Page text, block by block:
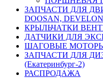
ЗАПЧАСТИ ДЛЯ
DOOSAN, DEVELON
КРЫЛЬЧАТКИ
ДАТЧИКИ ДЛЯ
ШАГОВЫЕ
ЗАПЧАСТИ ДЛЯ
(Екатеринбург-2)
РАСПРОДАЖА